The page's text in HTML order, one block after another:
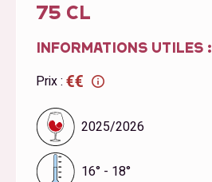
75 CL
INFORMATIONS UTILES :
Prix : €€
2025/2026
16° - 18°